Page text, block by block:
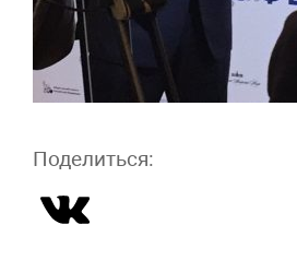
Поделиться: